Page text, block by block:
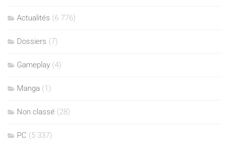
Actualités (6 776)
Dossiers (7)
Gameplay (4)
Manga (1)
Non classé (28)
PC (5 337)